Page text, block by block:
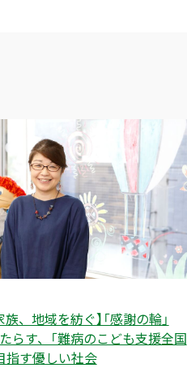
、地域を紡ぐ】「感謝の輪」
らす、「難病のこども支援全国
指す優しい社会